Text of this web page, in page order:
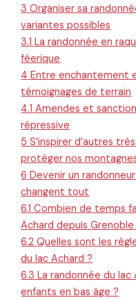
3 Organiser sa
variantes possibles
3.1 La randonnée en
féerique
4 Entre enchantement
témoignages de terrain
4.1 Amendes et
répressive
5 S’inspirer d’autres
protéger nos
6 Devenir un
changent tout
6.1 Combien de temps
Achard depuis Grenoble
6.2 Quelles sont les
du lac Achard ?
6.3 La randonnée du
enfants en bas âge ?